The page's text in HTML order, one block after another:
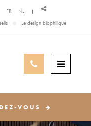
FR
NL
Le design biophilique
VOUS